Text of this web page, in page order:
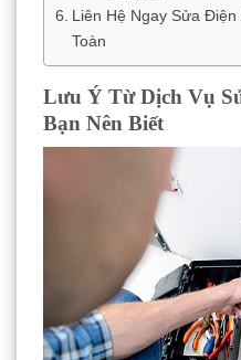
Liên Hệ Ngay Sửa
Toàn
Lưu Ý Từ Dịch Vụ
Bạn Nên Biết